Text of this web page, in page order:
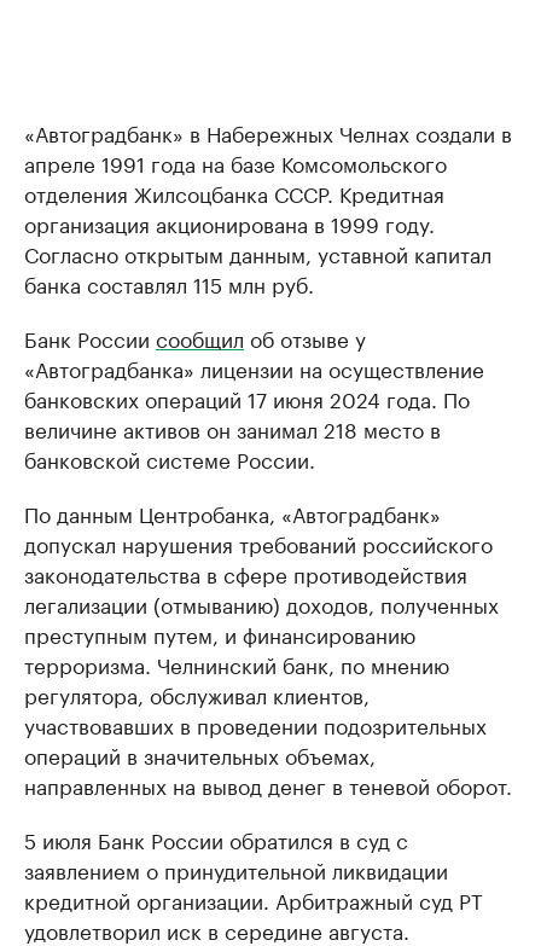
«Автоградбанк» в Набережных Челнах создали в
апреле 1991 года на базе Комсомольского
отделения Жилсоцбанка СССР. Кредитная
организация акционирована в 1999 году.
Согласно открытым данным, уставной капитал
банка составлял 115 млн руб.
Банк России сообщил об отзыве у
«Автоградбанка» лицензии на осуществление
банковских операций 17 июня 2024 года. По
величине активов он занимал 218 место в
банковской системе России.
По данным Центробанка, «Автоградбанк»
допускал нарушения требований российского
законодательства в сфере противодействия
легализации (отмыванию) доходов, полученных
преступным путем, и финансированию
терроризма. Челнинский банк, по мнению
регулятора, обслуживал клиентов,
участвовавших в проведении подозрительных
операций в значительных объемах,
направленных на вывод денег в теневой оборот.
5 июля Банк России обратился в суд с
заявлением о принудительной ликвидации
кредитной организации. Арбитражный суд РТ
удовлетворил иск в середине августа.